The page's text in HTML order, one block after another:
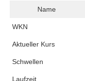
Name
WKN
Aktueller Kurs
Schwellen
Laufzeit